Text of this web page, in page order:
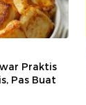
Praktis
Pas Buat